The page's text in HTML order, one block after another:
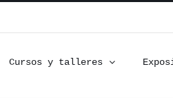
Cursos y talleres